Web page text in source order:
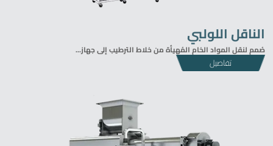
الناقل اللولبي
صُمم لنقل المواد الخام المُهيأة من خلاط الترطيب إلى جهاز...
تفاصيل